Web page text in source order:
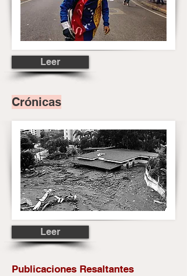
Leer
Crónicas
Leer
Publicaciones Resaltantes